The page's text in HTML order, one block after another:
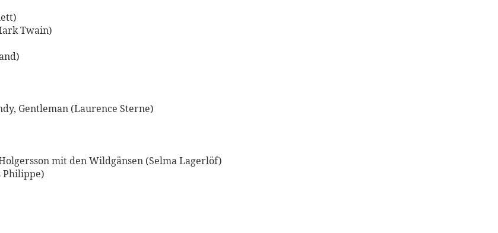
Twain)
Gentleman (Laurence Sterne)
mit den Wildgänsen (Selma Lagerlöf)
Philippe)